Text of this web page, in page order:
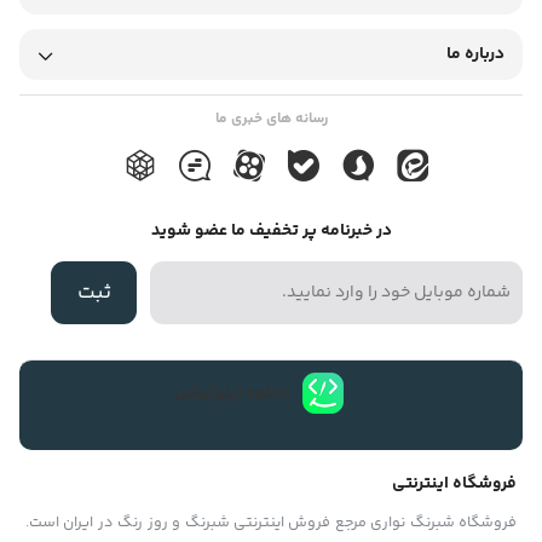
اتومبیل –دسته کوله پشتیهای مسافرتی –دسته ابزارآلات باغبانی –لوله
های فاضلاب خانگی -شیلنگ پیستولتهای بادی با تحمل ۴بار فشار را
مصارف گوناگونی دارد..نوار چسب برزنتی قدرت چسبندگی بسیار بالایی
دارد و موارد استفاده آن بسیار وسیع است. از نوار چسب برزنتی در
صنایع یخچال سازی، لوازم خانگی، محافظ کابلهای مخابرات، بتن ریزی،
درباره ما
رسانه های خبری ما
در خبرنامه پر تخفیف ما عضو شوید
ثبت
فروشگاه اینترنتی
فروشگاه شبرنگ نواری مرجع فروش اینترنتی شبرنگ و روز رنگ در ایران است.